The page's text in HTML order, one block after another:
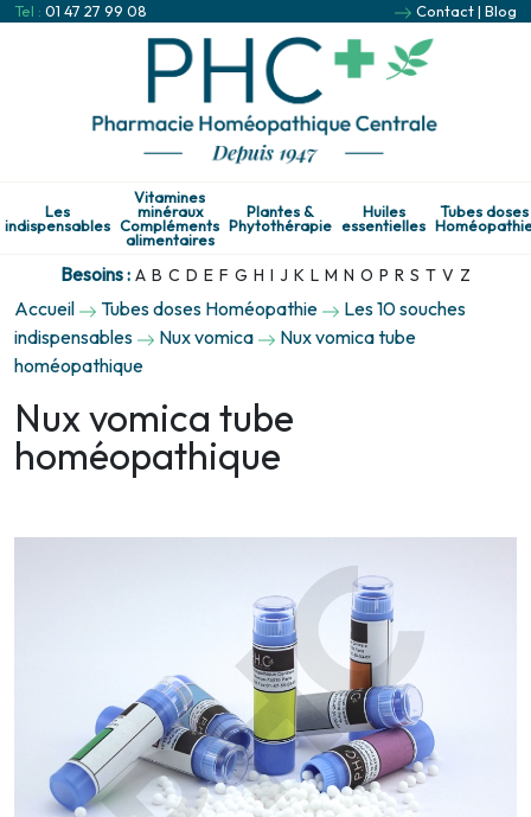
Tel : 01 47 27 99 08 Contact| Blog
Les
indispensables
Vitamines
minéraux
Compléments
alimentaires
Plantes &
Phytothérapie
Huiles
essentielles
Tubes doses
Besoins : A B C D E F G H I J K L M N O P R S T V Z
Accueil Tubes doses Homéopathie
Les 10 souches
indispensables
Nux vomica
Nux vomica tube
homéopathique
Nux vomica tube
homéopathique